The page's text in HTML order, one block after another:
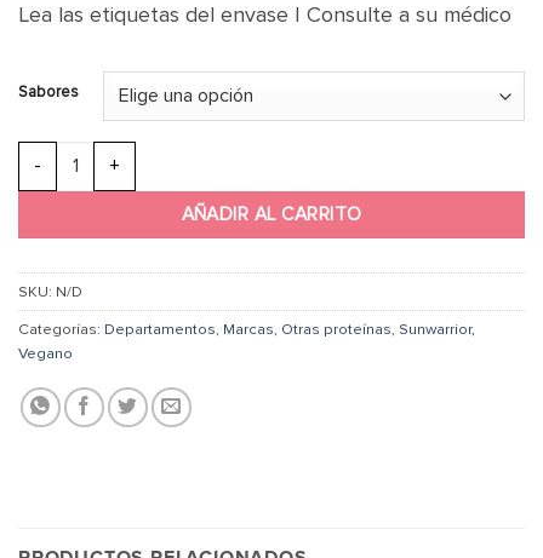
Lea las etiquetas del envase | Consulte a su médico
Sabores
Sunwarrior Warrior Blend Protein + Greens | 750g cantidad
AÑADIR AL CARRITO
SKU: N/D
Categorías: Departamentos, Marcas, Otras proteínas, Sunwarrior,
Vegano